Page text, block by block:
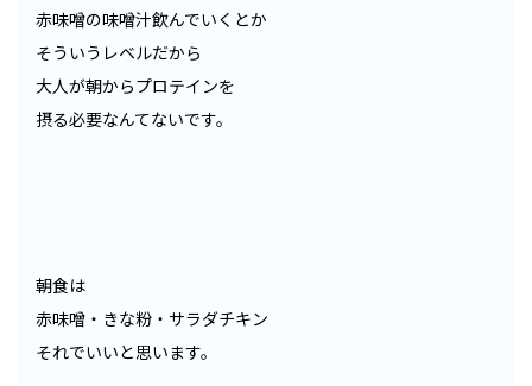
赤味噌の味噌汁飲んでいくとか
そういうレベルだから
大人が朝からプロテインを
摂る必要なんてないです。
朝食は
赤味噌・きな粉・サラダチキン
それでいいと思います。